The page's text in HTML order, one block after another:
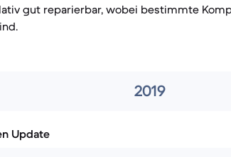
gut reparierbar, wobei bestimmte
2019
Update